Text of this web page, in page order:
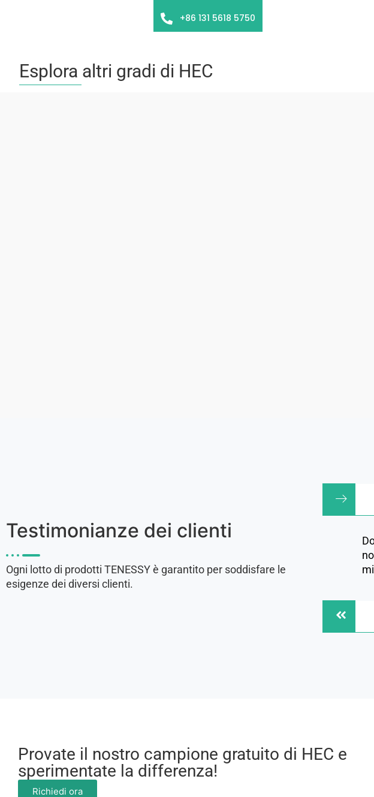
Esplora altri gradi di HEC
Testimonianze dei clienti
Ogni lotto di prodotti TENESSY è garantito per soddisfare le
esigenze dei diversi clienti.
Provate il nostro campione gratuito di HEC e
sperimentate la differenza!
Richiedi ora
+86 131 5618 5750